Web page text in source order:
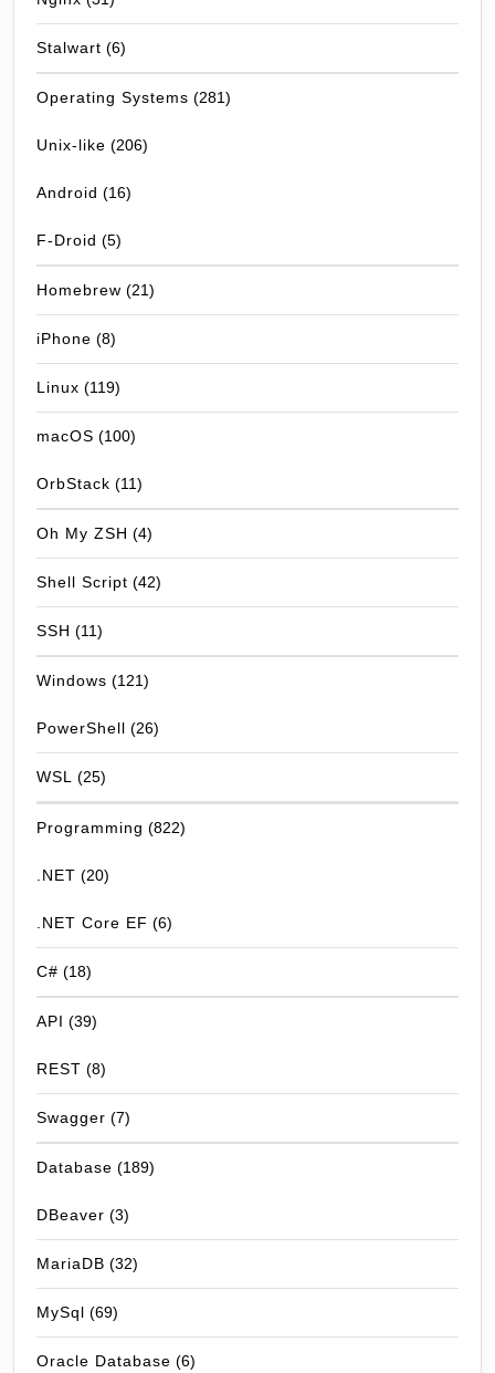
Stalwart (6)
Operating Systems (281)
Unix-like (206)
Android (16)
F-Droid (5)
Homebrew (21)
iPhone (8)
Linux (119)
macOS (100)
OrbStack (11)
Oh My ZSH (4)
Shell Script (42)
SSH (11)
Windows (121)
PowerShell (26)
WSL (25)
Programming (822)
.NET (20)
.NET Core EF (6)
C# (18)
API (39)
REST (8)
Swagger (7)
Database (189)
DBeaver (3)
MariaDB (32)
MySql (69)
Oracle Database (6)